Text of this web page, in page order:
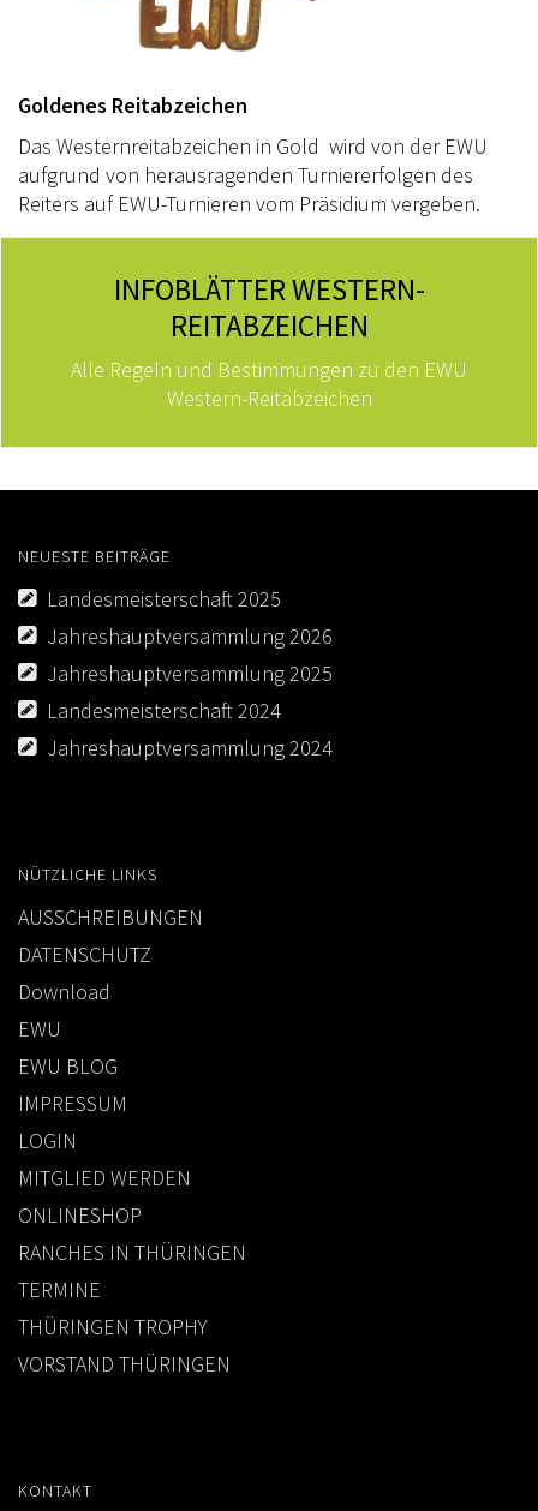
Goldenes Reitabzeichen
Das Westernreitabzeichen in Gold wird von der EWU
aufgrund von herausragenden Turniererfolgen des
Reiters auf EWU-Turnieren vom Präsidium vergeben.
INFOBLÄTTER WESTERN-
REITABZEICHEN
Alle Regeln und Bestimmungen zu den EWU
Western-Reitabzeichen
NEUESTE BEITRÄGE
Landesmeisterschaft 2025
Jahreshauptversammlung 2026
Jahreshauptversammlung 2025
Landesmeisterschaft 2024
Jahreshauptversammlung 2024
NÜTZLICHE LINKS
AUSSCHREIBUNGEN
DATENSCHUTZ
Download
EWU
EWU BLOG
IMPRESSUM
LOGIN
MITGLIED WERDEN
ONLINESHOP
RANCHES IN THÜRINGEN
TERMINE
THÜRINGEN TROPHY
VORSTAND THÜRINGEN
KONTAKT